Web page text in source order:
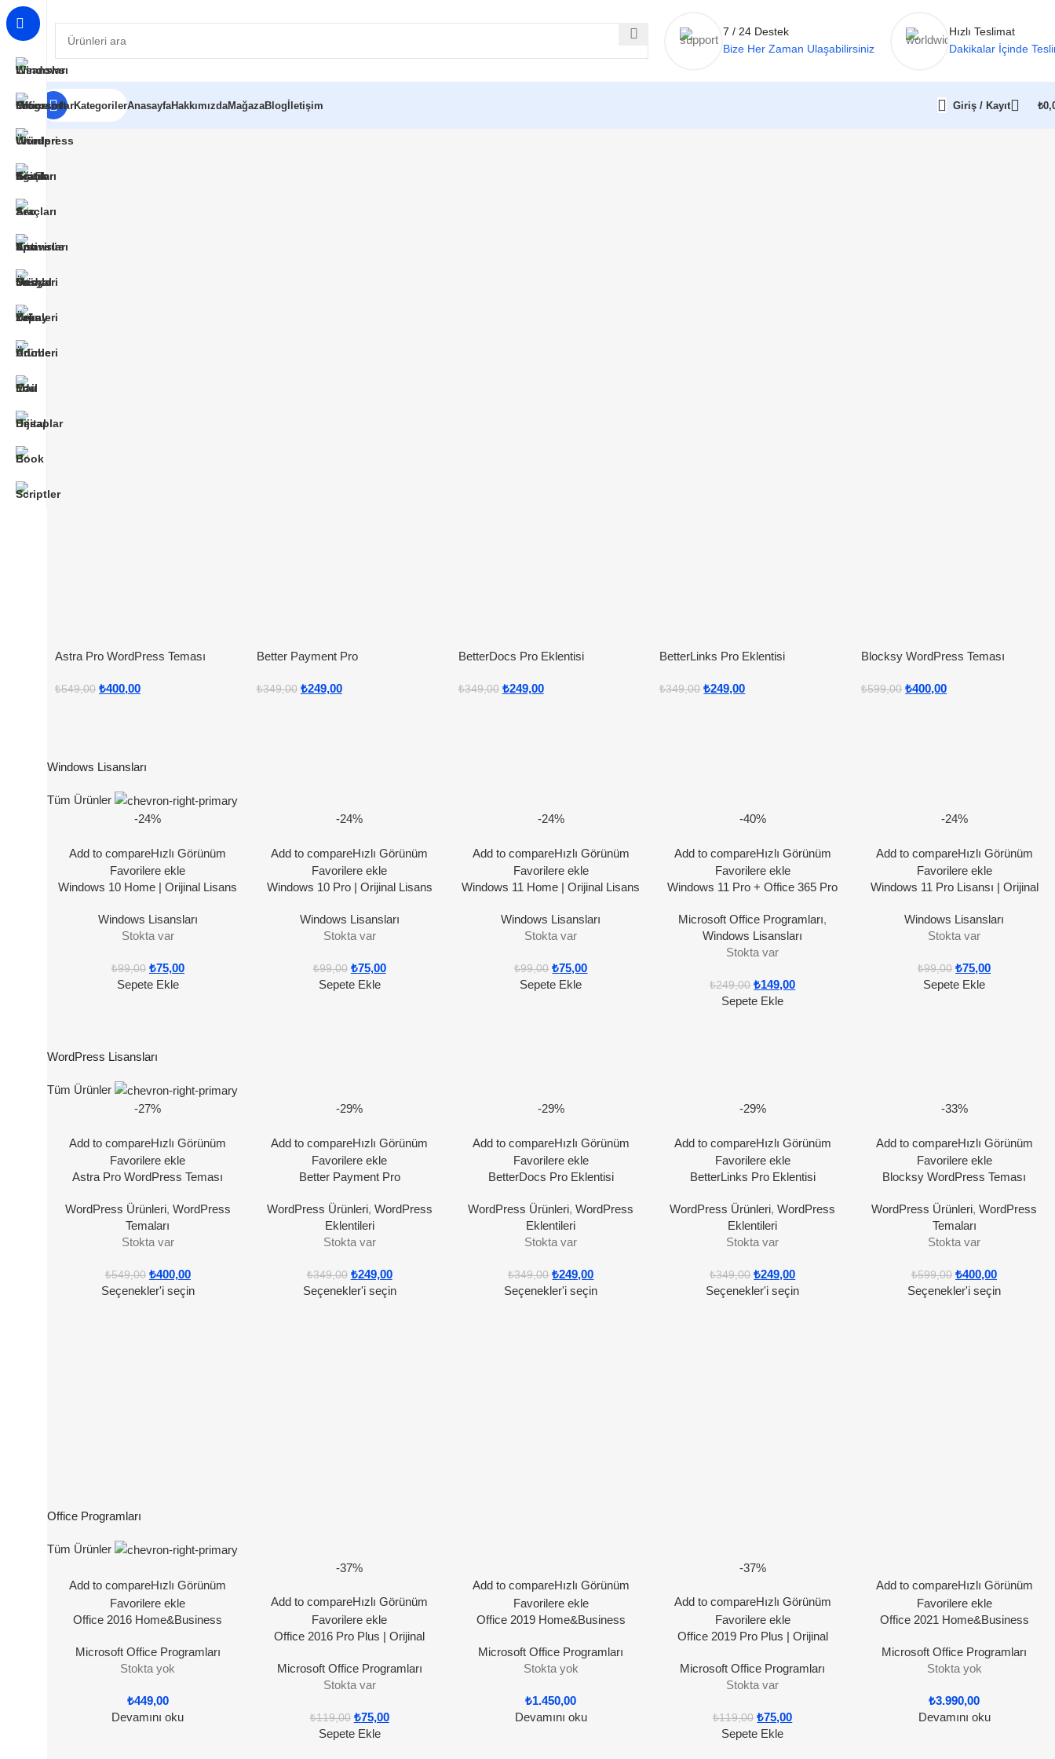
7 / 24 Destek
Bize Her Zaman Ulaşabilirsiniz
Hızlı Teslimat
Dakikalar İçinde
KategorilerAnasayfaHakkımızdaMağazaBlogİletişim Giriş / Kayıt ₺
Astra Pro WordPress Teması
₺549,00 ₺400,00
Better Payment Pro
₺349,00 ₺249,00
BetterDocs Pro Eklentisi
₺349,00 ₺249,00
BetterLinks Pro Eklentisi
₺349,00 ₺249,00
Blocksy WordPress Teması
₺599,00 ₺400,00
Windows Lisansları
Tüm Ürünler
-24%
Add to compareHızlı Görünüm
Favorilere ekle
Windows 10 Home | Orijinal Lisans
Windows Lisansları
Stokta var
₺99,00 ₺75,00
Sepete Ekle
-24%
Add to compareHızlı Görünüm
Favorilere ekle
Windows 10 Pro | Orijinal Lisans
Windows Lisansları
Stokta var
₺99,00 ₺75,00
Sepete Ekle
-24%
Add to compareHızlı Görünüm
Favorilere ekle
Windows 11 Home | Orijinal Lisans
Windows Lisansları
Stokta var
₺99,00 ₺75,00
Sepete Ekle
-40%
Add to compareHızlı Görünüm
Favorilere ekle
Windows 11 Pro + Office 365 Pro
Microsoft Office Programları,
Windows Lisansları
Stokta var
₺249,00 ₺149,00
Sepete Ekle
-24%
Add to compareHızlı Görünüm
Favorilere ekle
Windows 11 Pro Lisansı | Orijinal
Windows Lisansları
Stokta var
₺99,00 ₺75,00
Sepete Ekle
WordPress Lisansları
Tüm Ürünler
-27%
Add to compareHızlı Görünüm
Favorilere ekle
Astra Pro WordPress Teması
WordPress Ürünleri, WordPress
Temaları
Stokta var
₺549,00 ₺400,00
Seçenekler'i seçin
-29%
Add to compareHızlı Görünüm
Favorilere ekle
Better Payment Pro
WordPress Ürünleri, WordPress
Eklentileri
Stokta var
₺349,00 ₺249,00
Seçenekler'i seçin
-29%
Add to compareHızlı Görünüm
Favorilere ekle
BetterDocs Pro Eklentisi
WordPress Ürünleri,WordPress
Eklentileri
Stokta var
₺349,00 ₺249,00
Seçenekler'i seçin
-29%
Add to compareHızlı Görünüm
Favorilere ekle
BetterLinks Pro Eklentisi
WordPress Ürünleri,WordPress
Eklentileri
Stokta var
₺349,00 ₺249,00
Seçenekler'i seçin
-33%
Add to compareHızlı Görünüm
Favorilere ekle
Blocksy WordPress Teması
WordPress Ürünleri,WordPress
Temaları
Stokta var
₺599,00 ₺400,00
Seçenekler'i seçin
Office Programları
Tüm Ürünler
Add to compareHızlı Görünüm
Favorilere ekle
Office 2016 Home&Business
Microsoft Office Programları
Stokta yok
₺449,00
Devamını oku
-37%
Add to compareHızlı Görünüm
Favorilere ekle
Office 2016 Pro Plus | Orijinal
Microsoft Office Programları
Stokta var
₺119,00 ₺75,00
Sepete Ekle
Add to compareHızlı Görünüm
Favorilere ekle
Office 2019 Home&Business
Microsoft Office Programları
Stokta yok
₺1.450,00
Devamını oku
-37%
Add to compareHızlı Görünüm
Favorilere ekle
Office 2019 Pro Plus | Orijinal
Microsoft Office Programları
Stokta var
₺119,00 ₺75,00
Sepete Ekle
Add to compareHızlı Görünüm
Favorilere ekle
Office 2021 Home&Business
Microsoft Office Programları
Stokta yok
₺3.990,00
Devamını oku